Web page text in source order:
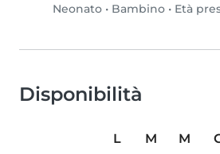
Neonato • Bambino • Età
Disponibilità
L M M